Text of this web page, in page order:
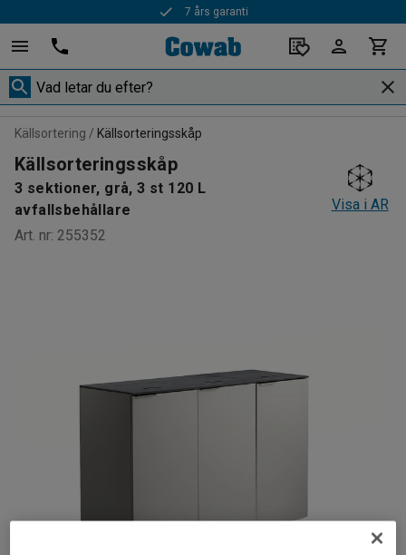
7 års garanti
Källsortering Källsorteringsskåp
Källsorteringsskåp
3 sektioner, grå, 3 st 120 L
avfallsbehållare
Art. nr: 255352
Visa i AR